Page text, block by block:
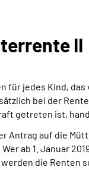
II
für jedes Kind,
bei der
getreten ist,
Antrag auf die
ab 1. Januar
die Renten